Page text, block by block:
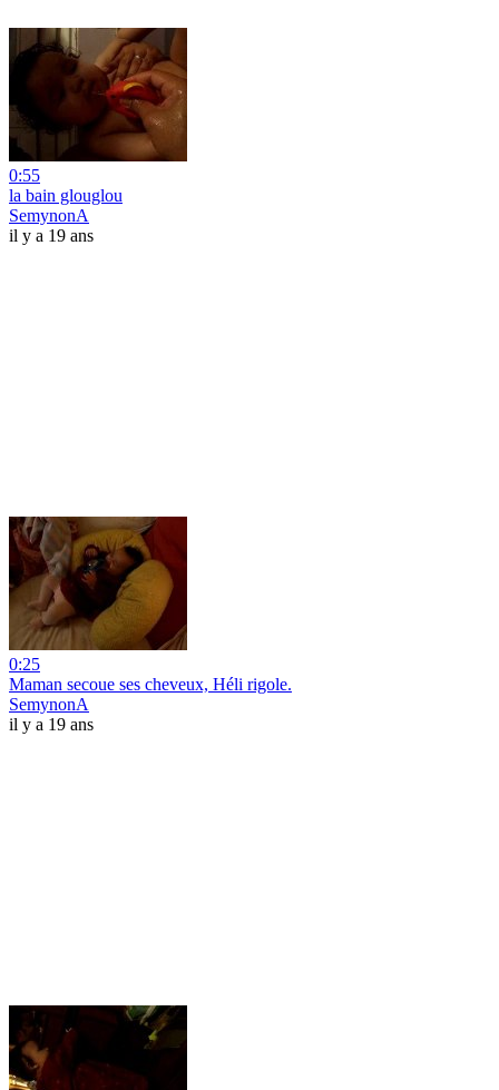
0:55
la bain glouglou
SemynonA
il y a 19 ans
0:25
Maman secoue ses cheveux, Héli rigole.
SemynonA
il y a 19 ans